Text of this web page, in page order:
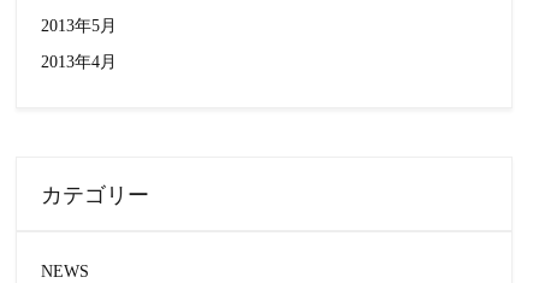
2013年5月
2013年4月
カテゴリー
NEWS